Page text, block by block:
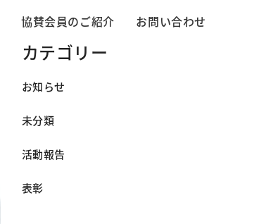
協賛会員のご紹介 お問い合わせ
カテゴリー
お知らせ
未分類
活動報告
表彰